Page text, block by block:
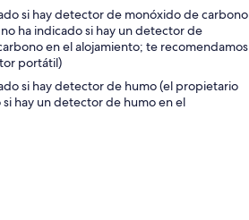
si hay detector de monóxido de carbono
ha indicado si hay un detector de
en el alojamiento; te recomendamos
portátil)
si hay detector de humo (el propietario
si hay un detector de humo en el